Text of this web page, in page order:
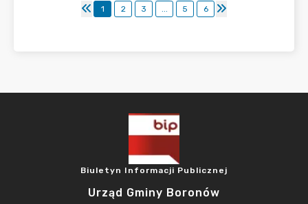
1
2 3 ... 5 6
Biuletyn Informacji Publicznej
Urząd Gminy Boronów